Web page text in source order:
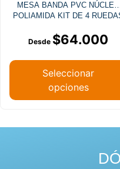
MESA BANDA PVC NÚCLEO
POLIAMIDA KIT DE 4
$64.000
Seleccionar
opciones